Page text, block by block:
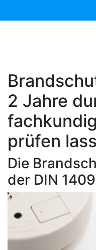
2 Jahre
prüfen
Die
der DIN